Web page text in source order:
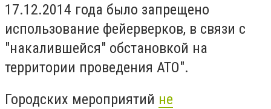
17.12.2014 года было запрещено
использование фейерверков, в связи с
"накалившейся" обстановкой на
территории проведения АТО".
Городских мероприятий не